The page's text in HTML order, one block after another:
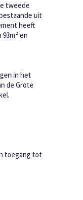
tweede
uit
heeft
en
in het
de Grote
toegang tot